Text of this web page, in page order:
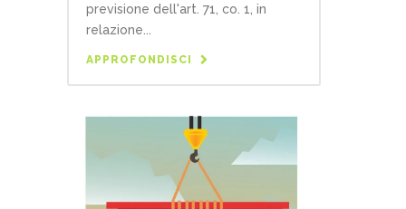
previsione dell'art. 71, co. 1, in
relazione...
APPROFONDISCI